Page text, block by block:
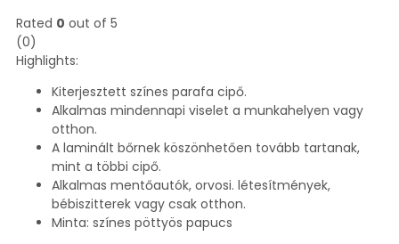
Rated 0 out of 5
(0)
Highlights:
Kiterjesztett színes parafa cipő.
Alkalmas mindennapi viselet a munkahelyen vagy
otthon.
A laminált bőrnek köszönhetően tovább tartanak,
mint a többi cipő.
Alkalmas mentőautók, orvosi. létesítmények,
bébiszitterek vagy csak otthon.
Minta: színes pöttyös papucs